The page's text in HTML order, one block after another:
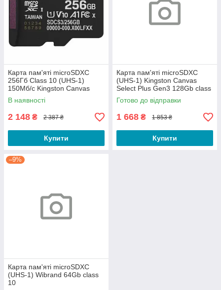
Карта пам'яті microSDXC
256Гб Class 10 (UHS-1)
150Мб/с Kingston Canvas
Select Plus Gen3
В наявності
2 148 ₴ 2 387 ₴
Купити
Карта пам'яті microSDXC
(UHS-1) Kingston Canvas
Select Plus Gen3 128Gb class
10 А1 (R-150MB/s)
Готово до відправки
1 668 ₴ 1 853 ₴
Купити
–9%
Карта пам'яті microSDXC
(UHS-1) Wibrand 64Gb class
10